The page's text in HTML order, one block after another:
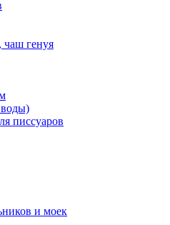
чаш генуя
писсуаров
и моек